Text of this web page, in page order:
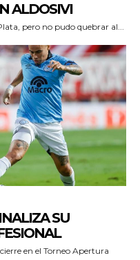
ALDOSIVI
pero no pudo quebrar al...
SU
en el Torneo Apertura